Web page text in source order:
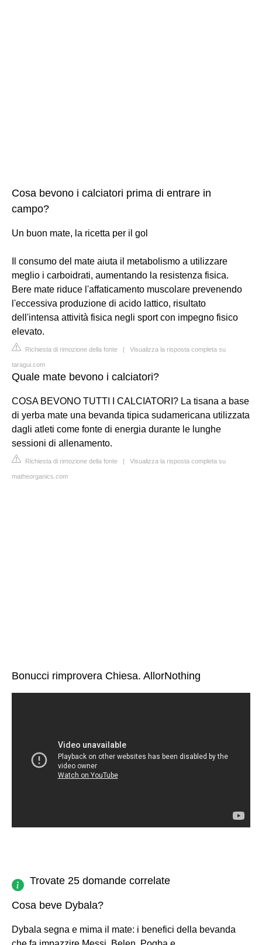
Cosa bevono i calciatori prima di entrare in
campo?
Un buon mate, la ricetta per il gol
Il consumo del mate aiuta il metabolismo a utilizzare
meglio i carboidrati, aumentando la resistenza fisica.
Bere mate riduce l'affaticamento muscolare prevenendo
l'eccessiva produzione di acido lattico, risultato
dell'intensa attività fisica negli sport con impegno fisico
elevato.
Richiesta di rimozione della fonte | Visualizza la risposta completa su
taragui.com
Quale mate bevono i calciatori?
COSA BEVONO TUTTI I CALCIATORI? La tisana a base
di yerba mate una bevanda tipica sudamericana utilizzata
dagli atleti come fonte di energia durante le lunghe
sessioni di allenamento.
Richiesta di rimozione della fonte | Visualizza la risposta completa su
matheorganics.com
Bonucci rimprovera Chiesa. AllorNothing
Trovate 25 domande correlate
Cosa beve Dybala?
Dybala segna e mima il mate: i benefici della bevanda